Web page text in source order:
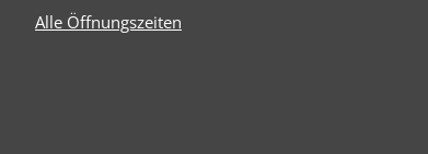
Alle Öffnungszeiten